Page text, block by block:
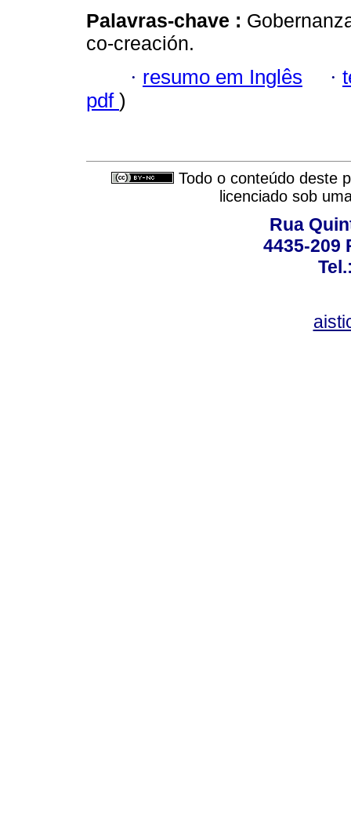
Palavras-chave :
co-creación.
· resumo em Inglês ·
pdf )
Todo o conteúdo deste
licenciado sob
Rua
4435-209